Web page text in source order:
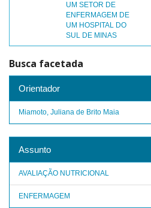
UM SETOR DE
ENFERMAGEM DE
UM HOSPITAL DO
SUL DE MINAS
Busca facetada
Orientador
Miamoto, Juliana de Brito Maia
Assunto
AVALIAÇÃO NUTRICIONAL
ENFERMAGEM